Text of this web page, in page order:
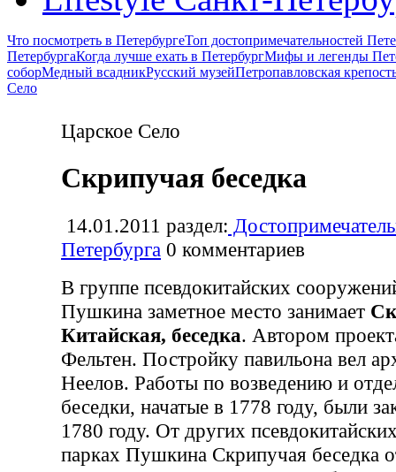
Что посмотреть в ПетербургеТоп достопримечательностей
ПетербургаКогда лучше ехать в ПетербургМифы и легенды
соборМедный всадникРусский музейПетропавловская
Село
Царское Село
Скрипучая беседка
14.01.2011 раздел:
Петербурга 0 комментариев
В группе псевдокитайских
Пушкина заметное место занимает
Китайская, беседка. Автором
Фельтен. Постройку павильона вел
Неелов. Работы по возведению и
беседки, начатые в 1778 году, были
1780 году. От других
парках Пушкина Скрипучая беседка